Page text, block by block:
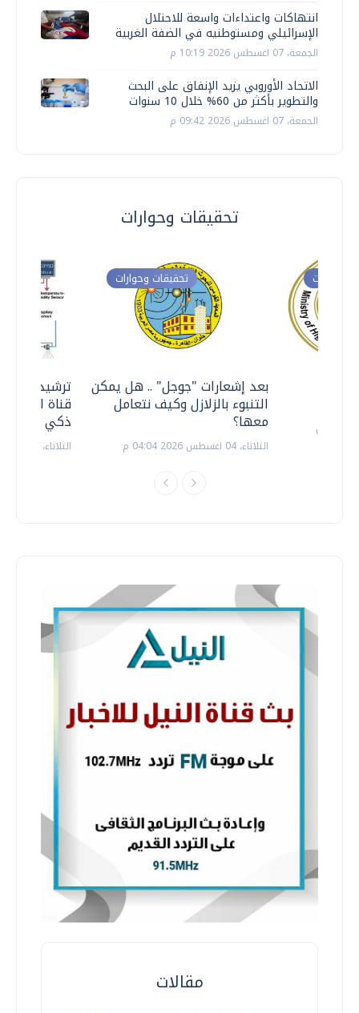
انتهاكات واعتداءات واسعة للاحتلال
الإسرائيلي ومستوطنيه في الضفة الغربية
الجمعة، 07 اغسطس 2026 10:19 م
الاتحاد الأوروبي يزيد الإنفاق على البحث
والتطوير بأكثر من 60% خلال 10 سنوات
الجمعة، 07 اغسطس 2026 09:42 م
تحقيقات وحوارات
ترشيدا
قناة
ذكي
الثلاثاء، 14 يوليو 2026 06:11 م
تحقيقات وحوارات
بعد إشعارات "جوجل" .. هل يمكن
التنبوء بالزلازل وكيف نتعامل
معها؟
الثلاثاء، 04 اغسطس 2026 04:04 م
وحوارات
مقالات